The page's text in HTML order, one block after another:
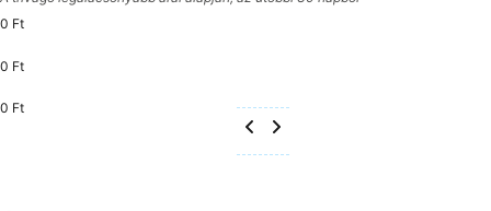
0 Ft
0 Ft
0 Ft